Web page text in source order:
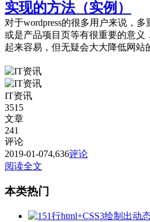
实现的方法（实例）
对于wordpress的很多用户来说，
或是产品项目页等有很重要的意义
起来容易，但无疑会大大降低网站
IT资讯
3515
文章
241
评论
2019-01-074,636评论
阅读全文
本类热门